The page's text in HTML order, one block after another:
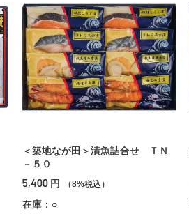
＜築地なが田＞漬魚詰合せ ＴＮ
－５０
5,400 円 （8%税込）
在庫：○